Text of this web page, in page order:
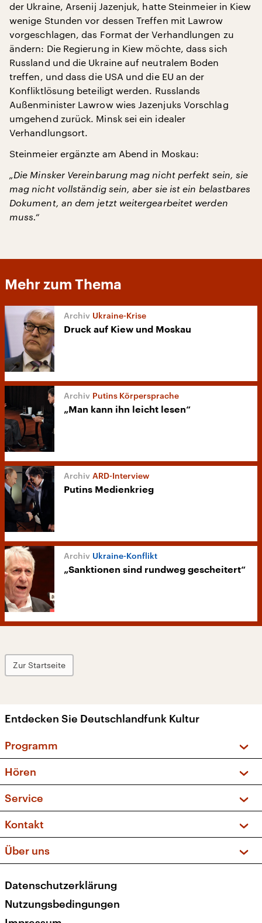
der Ukraine, Arsenij Jazenjuk, hatte Steinmeier in Kiew
wenige Stunden vor dessen Treffen mit Lawrow
vorgeschlagen, das Format der Verhandlungen zu
ändern: Die Regierung in Kiew möchte, dass sich
Russland und die Ukraine auf neutralem Boden
treffen, und dass die USA und die EU an der
Konfliktlösung beteiligt werden. Russlands
Außenminister Lawrow wies Jazenjuks Vorschlag
umgehend zurück. Minsk sei ein idealer
Verhandlungsort.
Steinmeier ergänzte am Abend in Moskau:
„Die Minsker Vereinbarung mag nicht perfekt sein, sie
mag nicht vollständig sein, aber sie ist ein belastbares
Dokument, an dem jetzt weitergearbeitet werden
muss.“
Mehr zum Thema
Ukraine-Krise
Druck auf Kiew und Moskau
Putins Körpersprache
„Man kann ihn leicht lesen“
ARD-Interview
Putins Medienkrieg
Ukraine-Konflikt
„Sanktionen sind rundweg gescheitert“
Zur Startseite
Entdecken Sie Deutschlandfunk Kultur
Programm
Sendungen und Podcasts
Musikliste
Kakadu – Das Kinderprogramm
Hören
Frequenzen (UKW + DAB+)
Service
FAQ
Apps
Newsletter
Kontakt
Social Media
Über uns
Presse
Karriere
Datenschutzerklärung
Nutzungsbedingungen